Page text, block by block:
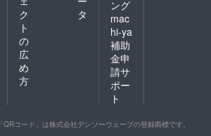
ク
ト
の
広
め
方
タ
ング
mac
hi-ya
補助
金申
請サ
ポー
ト
「QRコード」は株式会社デンソーウェーブの登録商標です。